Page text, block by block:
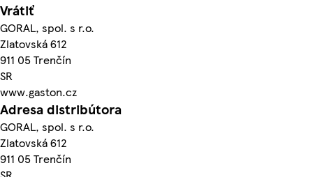
Vrátiť
GORAL, spol. s r.o.
Zlatovská 612
911 05 Trenčín
SR
www.gaston.cz
Adresa distribútora
GORAL, spol. s r.o.
Zlatovská 612
911 05 Trenčín